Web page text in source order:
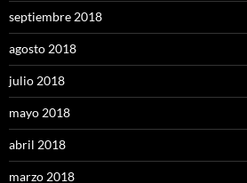
septiembre 2018
agosto 2018
julio 2018
mayo 2018
abril 2018
marzo 2018